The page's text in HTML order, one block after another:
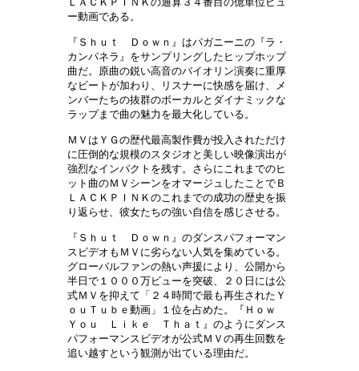
ー動画である。
『Ｓｈｕｔ Ｄｏｗｎ』はパガニーニの『ラ・
カンパネラ』をサンプリングしたヒップホップ
曲だ。原曲の鋭い高音のバイオリン演奏に重厚
なビートが加わり、リスナーに快感を届け、メ
ンバーたちの抜群のボーカルとダイナミックな
ラップまで曲の魅力を最大化している。
ＭＶはＹＧの歴代最高製作費が投入されただけ
に圧倒的な規模のスタジオと美しい映像演出が
強烈なインパクトを残す。さらにこれまでのヒ
ット曲のＭＶシーンをオマージュしたことでＢ
ＬＡＣＫＰＩＮＫのこれまでの成功の歴史を振
り返らせ、彼女たちの強い自信を感じさせる。
『Ｓｈｕｔ Ｄｏｗｎ』のダンスパフォーマン
スビデオもＭＶに劣らない人気を集めている。
グローバルファンの熱い声援により、公開から
半日で１０００万ビューを突破、２０日には公
式ＭＶを抑えて「２４時間で最も再生されたＹ
ｏｕＴｕｂｅ動画」１位を占めた。『Ｈｏｗ
Ｙｏｕ Ｌｉｋｅ Ｔｈａｔ』のようにダンス
パフォーマンスビデオが公式ＭＶの再生回数を
追い越すという観測が出ている理由だ。